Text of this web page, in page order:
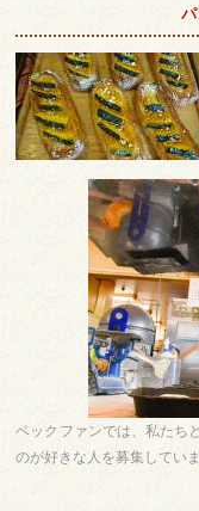
ベックファンでは、私たち
のが好きな人を募集していま